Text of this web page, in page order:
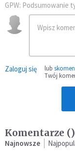
GPW: Podsumowanie
Zaloguj się lub
Twój
Komentarze ()
Najnowsze